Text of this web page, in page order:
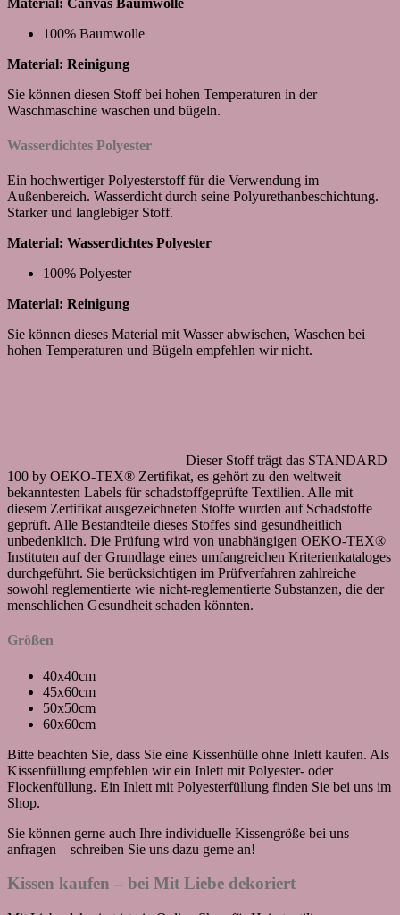
100% Baumwolle
Material: Reinigung
Sie können diesen Stoff bei hohen Temperaturen in der
Waschmaschine waschen und bügeln.
Wasserdichtes Polyester
Ein hochwertiger Polyesterstoff für die Verwendung im
Außenbereich. Wasserdicht durch seine Polyurethanbeschichtung.
Starker und langlebiger Stoff.
Material: Wasserdichtes Polyester
100% Polyester
Material: Reinigung
Sie können dieses Material mit Wasser abwischen, Waschen bei
hohen Temperaturen und Bügeln empfehlen wir nicht.
Dieser Stoff trägt das STANDARD
100 by OEKO-TEX® Zertifikat, es gehört zu den weltweit
bekanntesten Labels für schadstoffgeprüfte Textilien. Alle mit
diesem Zertifikat ausgezeichneten Stoffe wurden auf Schadstoffe
geprüft. Alle Bestandteile dieses Stoffes sind gesundheitlich
unbedenklich. Die Prüfung wird von unabhängigen OEKO-TEX®
Instituten auf der Grundlage eines umfangreichen Kriterienkataloges
durchgeführt. Sie berücksichtigen im Prüfverfahren zahlreiche
sowohl reglementierte wie nicht-reglementierte Substanzen, die der
menschlichen Gesundheit schaden könnten.
Größen
40x40cm
45x60cm
50x50cm
60x60cm
Bitte beachten Sie, dass Sie eine Kissenhülle ohne Inlett kaufen. Als
Kissenfüllung empfehlen wir ein Inlett mit Polyester- oder
Flockenfüllung. Ein Inlett mit Polyesterfüllung finden Sie bei uns im
Shop.
Sie können gerne auch Ihre individuelle Kissengröße bei uns
anfragen – schreiben Sie uns dazu gerne an!
Kissen kaufen – bei Mit Liebe dekoriert